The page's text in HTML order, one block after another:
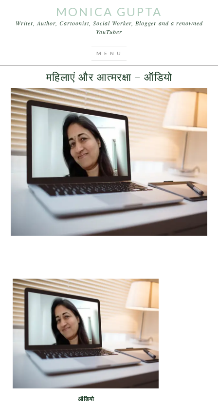
MONICA GUPTA
Writer, Author, Cartoonist, Social Worker, Blogger and a renowned
YouTuber
महिलाएं और आत्मरक्षा – ऑडियो
ऑडियो